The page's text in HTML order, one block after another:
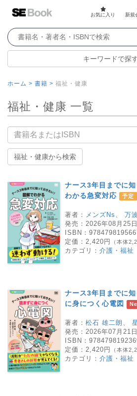
お気に入り 新規
キーワードで探
ホーム > 書籍 > 福祉・健康
福祉・健康 一覧
書籍名
福祉・健康から検索
ナース3年目までに
わかる急変対応
予定
著者： メンズNs 、 万
発売： 2026年08月25日
ISBN：
定価： 2,420円 （本体
カテゴリ： 介護・福祉
ナース3年目までに
に身につく心電図
著者： 松石 雄二朗 、
発売： 2026年07月21日
ISBN：
定価： 2,420円 （本体
カテゴリ： 介護・福祉